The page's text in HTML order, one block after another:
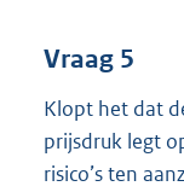
Vraag 5
Klopt het dat
prijsdruk legt
risico’s ten